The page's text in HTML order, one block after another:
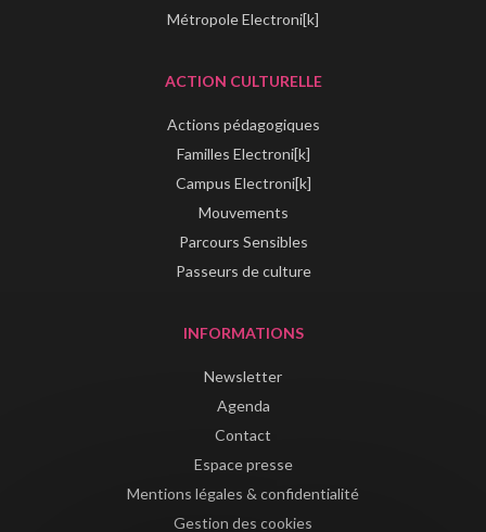
Métropole Electroni[k]
ACTION CULTURELLE
Actions pédagogiques
Familles Electroni[k]
Campus Electroni[k]
Mouvements
Parcours Sensibles
Passeurs de culture
INFORMATIONS
Newsletter
Agenda
Contact
Espace presse
Mentions légales & confidentialité
Gestion des cookies